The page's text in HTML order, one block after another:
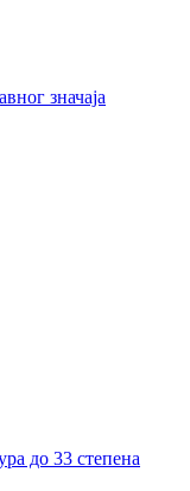
значаја
до 33 степена